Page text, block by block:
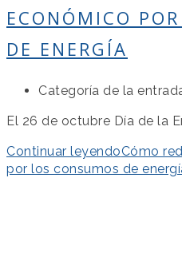
ECONÓMICO
DE ENERGÍA
Categoría de la
El 26 de octubre Día de la
Continuar leyendoCómo
por los consumos de